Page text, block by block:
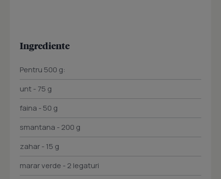
Ingrediente
Pentru 500 g:
unt - 75 g
faina - 50 g
smantana - 200 g
zahar - 15 g
marar verde - 2 legaturi